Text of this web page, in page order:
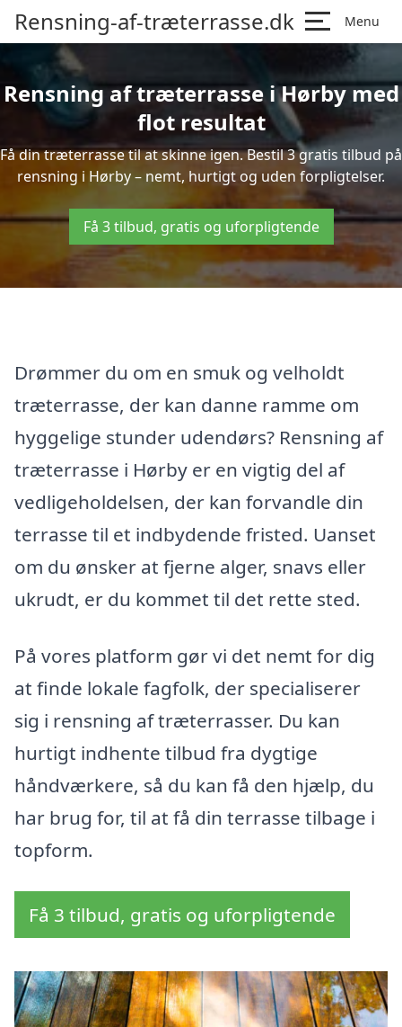
Rensning-af-træterrasse.dk Menu
Rensning af træterrasse i Hørby med
flot resultat
Få din træterrasse til at skinne igen. Bestil 3 gratis tilbud på
rensning i Hørby – nemt, hurtigt og uden forpligtelser.
Få 3 tilbud, gratis og uforpligtende
Drømmer du om en smuk og velholdt
træterrasse, der kan danne ramme om
hyggelige stunder udendørs? Rensning af
træterrasse i Hørby er en vigtig del af
vedligeholdelsen, der kan forvandle din
terrasse til et indbydende fristed. Uanset
om du ønsker at fjerne alger, snavs eller
ukrudt, er du kommet til det rette sted.
På vores platform gør vi det nemt for dig
at finde lokale fagfolk, der specialiserer
sig i rensning af træterrasser. Du kan
hurtigt indhente tilbud fra dygtige
håndværkere, så du kan få den hjælp, du
har brug for, til at få din terrasse tilbage i
topform.
Få 3 tilbud, gratis og uforpligtende